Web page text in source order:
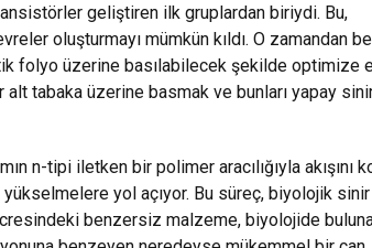
geliştiren ilk gruplardan biriydi. Bu,
oluşturmayı mümkün kıldı. O zamandan
folyo üzerine basılabilecek şekilde optimize
tabaka üzerine basmak ve bunları yapay
n-tipi iletken bir polimer aracılığıyla akışını
yükselmelere yol açıyor. Bu süreç, biyolojik sinir
benzersiz malzeme, biyolojide